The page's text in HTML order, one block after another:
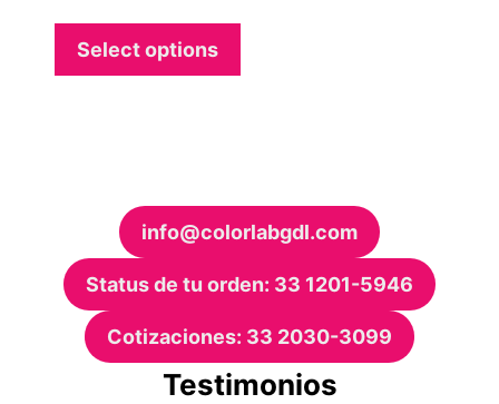
Select options
has
chosen
on
product
info@colorlabgdl.com
Status de tu orden: 33 1201-5946
Cotizaciones: 33 2030-3099
Testimonios